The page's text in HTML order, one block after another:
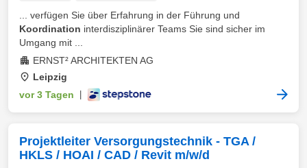
... verfügen Sie über Erfahrung in der Führung und
Koordination interdisziplinärer Teams Sie sind sicher im
Umgang mit ...
ERNST² ARCHITEKTEN AG
Leipzig
vor 3 Tagen
Projektleiter Versorgungstechnik - TGA /
HKLS / HOAI / CAD / Revit m/w/d